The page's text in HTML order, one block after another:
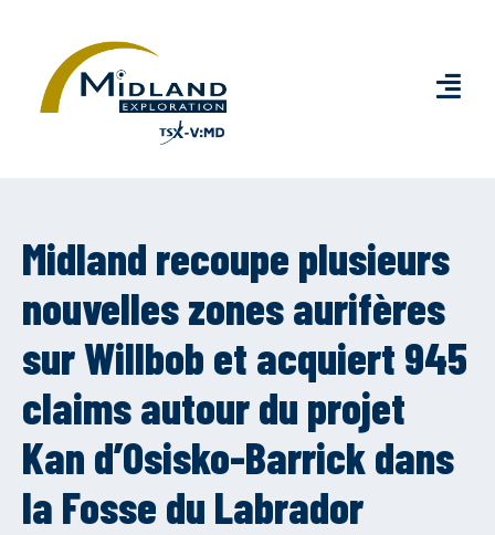
Midland recoupe plusieurs
nouvelles zones aurifères
sur Willbob et acquiert 945
claims autour du projet
Kan d’Osisko-Barrick dans
la Fosse du Labrador